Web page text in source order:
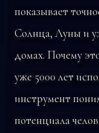
показывает
Солнца, Луны и
домах. Почему
уже 5000 лет
инструмент
потенциала